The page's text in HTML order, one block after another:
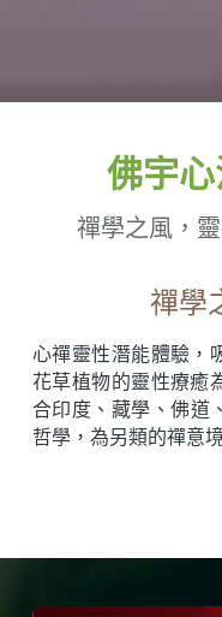
佛宇
禪學之風，
禪學
心禪靈性潛能體驗，
花草植物的靈性療癒
合印度、藏學、佛
哲學，為另類的禪意